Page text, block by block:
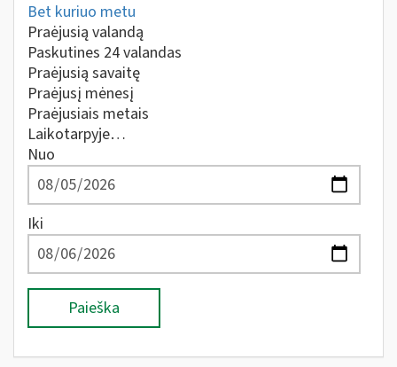
Bet kuriuo metu
Praėjusią valandą
Paskutines 24 valandas
Praėjusią savaitę
Praėjusį mėnesį
Praėjusiais metais
Laikotarpyje…
Nuo
Iki
Paieška